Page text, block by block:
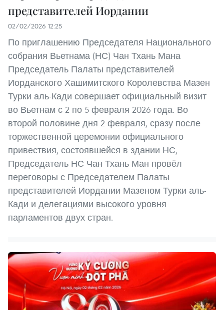
представителей Иордании
02/02/2026 12:25
По приглашению Председателя Национального
собрания Вьетнама (НС) Чан Тхань Мана
Председатель Палаты представителей
Иорданского Хашимитского Королевства Мазен
Турки аль-Кади совершает официальный визит
во Вьетнам с 2 по 5 февраля 2026 года. Во
второй половине дня 2 февраля, сразу после
торжественной церемонии официального
привествия, состоявшейся в здании НС,
Председатель НС Чан Тхань Ман провёл
переговоры с Председателем Палаты
представителей Иордании Мазеном Турки аль-
Кади и делегациями высокого уровня
парламентов двух стран.